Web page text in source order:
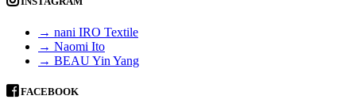
→ nani IRO Textile
→ Naomi Ito
→ BEAU Yin Yang
FACEBOOK